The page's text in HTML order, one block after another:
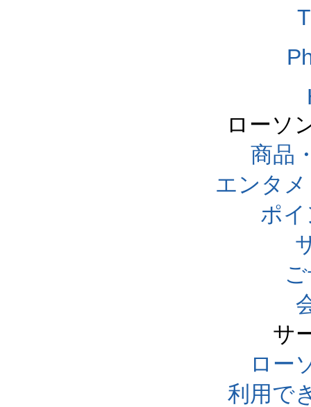
ローソ
商品
エンタ
ポ
サ
ロー
利用で